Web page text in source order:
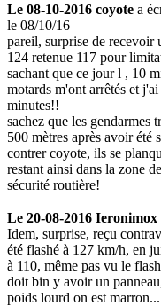
Le 08-10-2016 coyote a
le 08/10/16
pareil, surprise de recevoir
124 retenue 117 pour
sachant que ce jour l , 10
motards m'ont arrêtés et
minutes!!
sachez que les gendarmes
500 mètres après avoir été
contrer coyote, ils se
restant ainsi dans la zone
sécurité routière!
Le 20-08-2016 Ieronimox
Idem, surprise, reçu
été flashé à 127 km/h, en
à 110, même pas vu le
doit bin y avoir un
poids lourd on est